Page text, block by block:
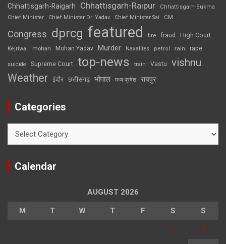
Chhattisgarh-Raigarh Chhattisgarh-Raipur
Chhattisgarh-Sukma
Chief Minister
Chief Minister Dr. Yadav Chief Minister Sai CM
Congress dprcg featured fire fraud High Court
Kejriwal mohan Mohan Yadav Murder Naxalites petrol rain rape
suicide Supreme Court top-news train Vastu vishnu
Weather इंदौर छत्तीसगढ़ भोपाल मध्य प्रदेश रायपुर
Categories
Calendar
AUGUST 2026
M T W T F S S
1 2